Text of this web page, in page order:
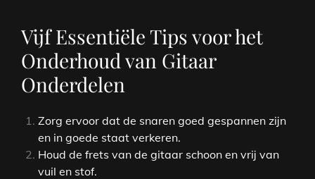
Vijf Essentiële Tips voor het
Onderhoud van Gitaar
Onderdelen
Zorg ervoor dat de snaren goed gespannen zijn
en in goede staat verkeren.
Houd de frets van de gitaar schoon en vrij van
vuil en stof.